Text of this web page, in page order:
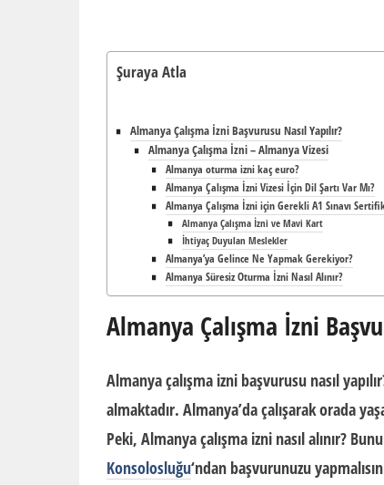
Şuraya Atla
Almanya Çalışma İzni Başvurusu Nasıl Yapılır?
Almanya Çalışma İzni – Almanya Vizesi
Almanya oturma izni kaç euro?
Almanya Çalışma İzni Vizesi İçin Dil Şartı Var Mı?
Almanya Çalışma İzni için Gerekli A1 Sınavı
Almanya Çalışma İzni ve Mavi Kart
İhtiyaç Duyulan Meslekler
Almanya’ya Gelince Ne Yapmak Gerekiyor?
Almanya Süresiz Oturma İzni Nasıl Alınır?
Almanya Çalışma İzni
Almanya çalışma izni başvurusu nasıl
almaktadır. Almanya’da çalışarak orada
Peki, Almanya çalışma izni nasıl alınır?
Konsolosluğu‘ndan başvurunuzu